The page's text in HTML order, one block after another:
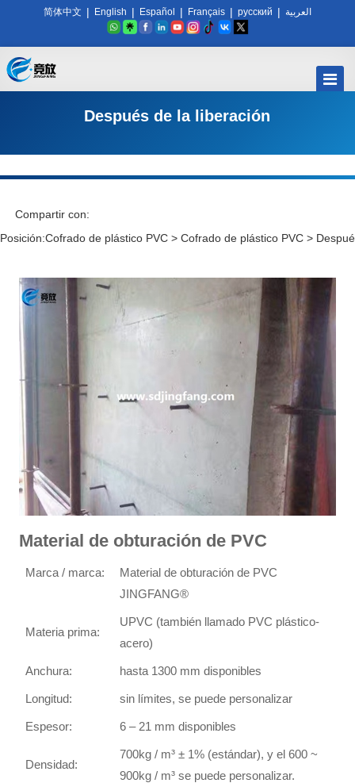
简体中文 | English | Español | Français | русский | العربية
Después de la liberación
Compartir con:
Posición:Cofrado de plástico PVC > Cofrado de plástico PVC >
Material de obturación de PVC
Marca / marca:
Material de obturación de PVC
JINGFANG®
Materia prima:
UPVC (también llamado PVC plástico-
acero)
Anchura: hasta 1300 mm disponibles
Longitud: sin límites, se puede personalizar
Espesor: 6 – 21 mm disponibles
Densidad:
700kg / m³ ± 1% (estándar), y el 600 ~
900kg / m³ se puede personalizar.